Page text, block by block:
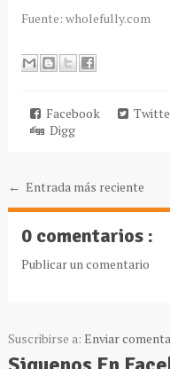
Fuente: wholefully.com
Facebook
Digg
← Entrada más reciente
0 comentarios :
Publicar un comentario
Suscribirse a: Enviar